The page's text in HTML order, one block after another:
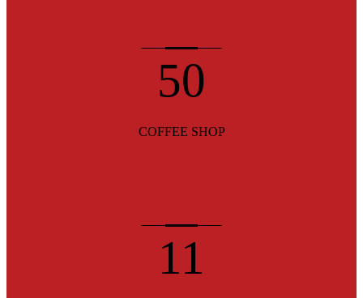
50
COFFEE SHOP
11